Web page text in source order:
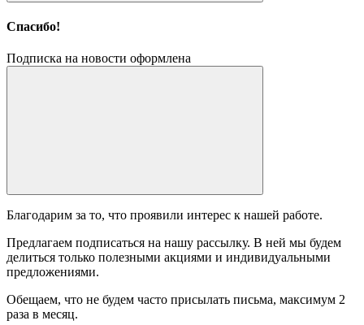
Спасибо!
Подписка на новости оформлена
Благодарим за то, что проявили интерес к нашей работе.
Предлагаем подписаться на нашу рассылку. В ней мы будем
делиться только полезными акциями и индивидуальными
предложениями.
Обещаем, что не будем часто присылать письма, максимум 2
раза в месяц.